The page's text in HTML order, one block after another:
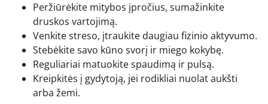
Peržiūrėkite mitybos įpročius, sumažinkite
druskos vartojimą.
Venkite streso, įtraukite daugiau fizinio aktyvumo.
Stebėkite savo kūno svorį ir miego kokybę.
Reguliariai matuokite spaudimą ir pulsą.
Kreipkitės į gydytoją, jei rodikliai nuolat aukšti
arba žemi.